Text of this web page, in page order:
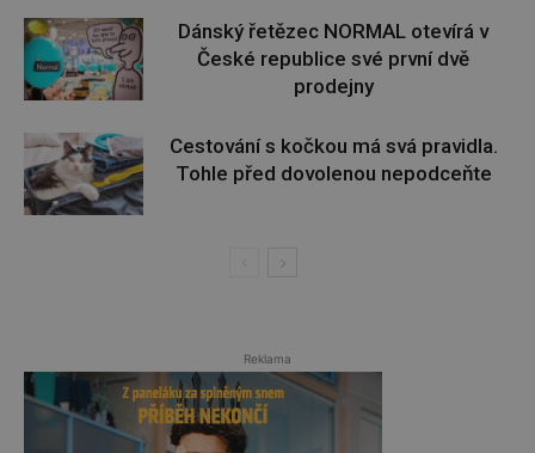
Dánský řetězec NORMAL otevírá v
České republice své první dvě
prodejny
Cestování s kočkou má svá pravidla.
Tohle před dovolenou nepodceňte
Reklama